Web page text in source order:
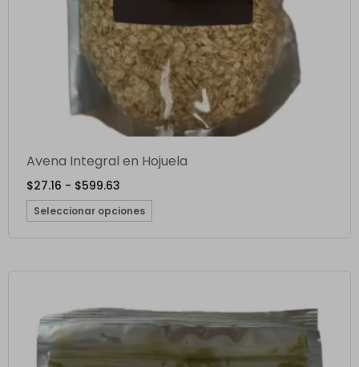
Avena Integral en Hojuela
$27.16 - $599.63
Seleccionar opciones